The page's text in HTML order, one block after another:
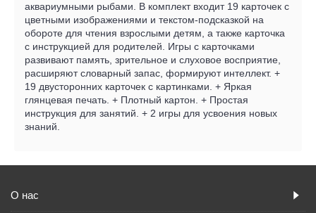
аквариумными рыбами. В комплект входит 19 карточек с
цветными изображениями и текстом-подсказкой на
обороте для чтения взрослыми детям, а также карточка
с инструкцией для родителей. Игры с карточками
развивают память, зрительное и слуховое восприятие,
расширяют словарный запас, формируют интеллект. +
19 двусторонних карточек с картинками. + Яркая
глянцевая печать. + Плотный картон. + Простая
инструкция для занятий. + 2 игры для усвоения новых
знаний.
О нас